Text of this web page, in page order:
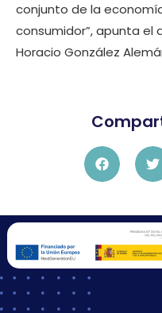
conjunto de la
consumidor”, apunta el
Horacio González